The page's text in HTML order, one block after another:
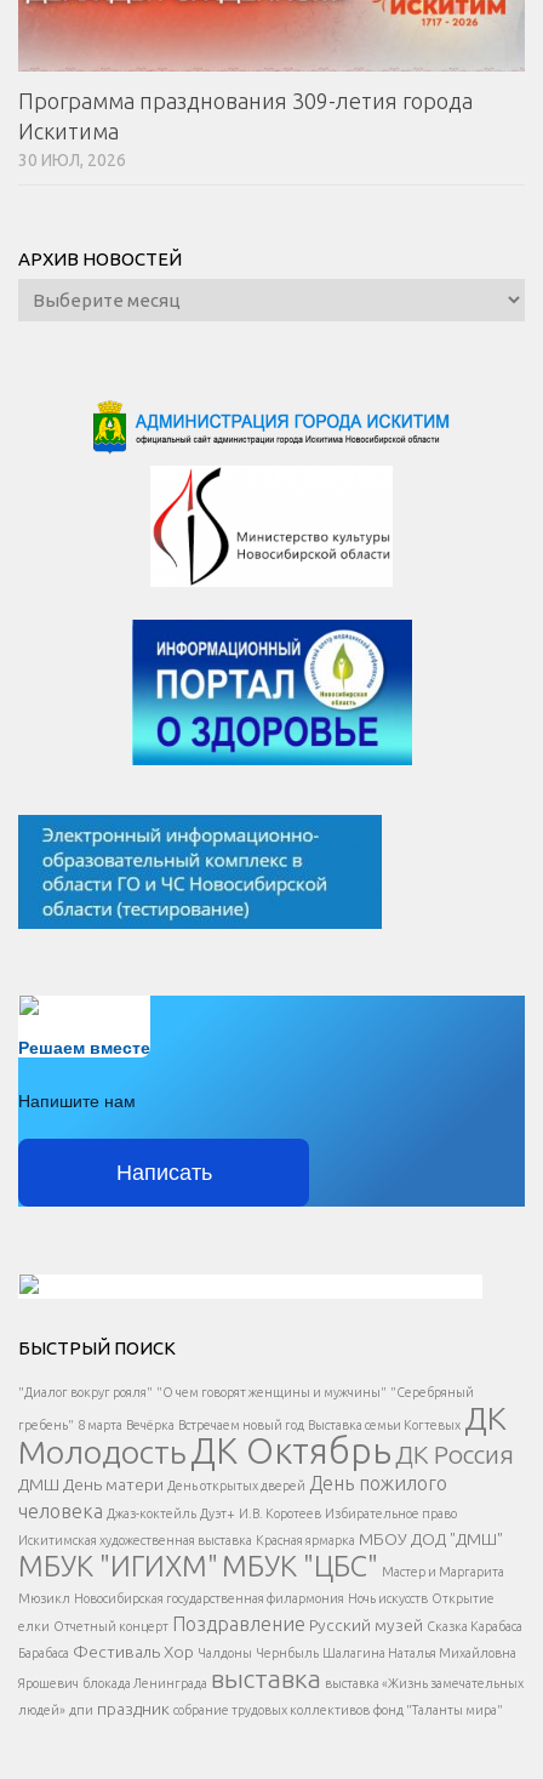
Программа празднования 309-летия города
Искитима
30 ИЮЛ, 2026
АРХИВ НОВОСТЕЙ
Архив
новостей
Решаем вместе
Напишите нам
Написать
Есть вопрос?
Напишите нам
</span >
Написать
</button >
</div >
</div > </div >
БЫСТРЫЙ ПОИСК
"Диалог вокруг рояля" "О чем говорят женщины и мужчины" "Серебряный
гребень" 8 марта Вечёрка Встречаем новый год Выставка семьи Когтевых ДК
МолодостьДК Октябрь ДК Россия
ДМШ День матери День открытых дверей День пожилого
человека Джаз-коктейль Дуэт+ И.В. Коротеев Избирательное право
Искитимская художественная выставка Красная ярмарка МБОУ ДОД "ДМШ"
МБУК "ИГИХМ" МБУК "ЦБС" Мастер и Маргарита
Мюзикл Новосибирская государственная филармония Ночь искусств Открытие
елки Отчетный концерт Поздравление Русский музей Сказка Карабаса
Барабаса Фестиваль Хор Чалдоны Чернбыль Шалагина Наталья Михайловна
Ярошевич блокада Ленинграда выставка выставка «Жизнь замечательных
людей» дпи праздник собрание трудовых коллективов фонд "Таланты мира"